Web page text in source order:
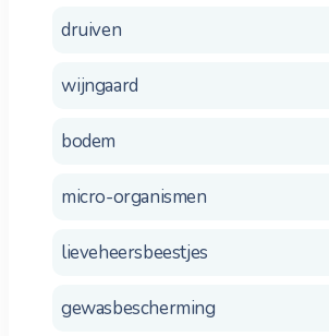
druiven
wijngaard
bodem
micro-organismen
lieveheersbeestjes
gewasbescherming